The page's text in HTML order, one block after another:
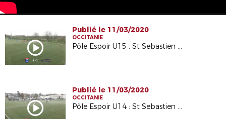
Publié le 11/03/2020
OCCITANIE
Pôle Espoir U15 : St Sebastien Loire / Castelmaurou (Mars 2020)
Publié le 11/03/2020
OCCITANIE
Pôle Espoir U14 : St Sebastien Loire / Castelmaurou (Mars 2020)